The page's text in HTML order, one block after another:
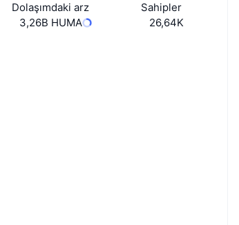
Dolaşımdaki arz
3,26B HUMA
Sahipler
26,64K